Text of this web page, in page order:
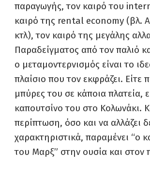
παραγωγής, τον καιρό του
καιρό της rental economy (βλ.
κτλ), τον καιρό της μεγάλης
Παραδείγματος από τον παλιό
ο μεταμοντερνισμός είναι το
πλαίσιο που τον εκφράζει. Είτε
μπύρες του σε κάποια πλατεία,
καπουτσίνο του στο Κολωνάκι.
περίπτωση, όσο και να αλλάζει
χαρακτηριστικά, παραμένει “ο
του Μαρξ” στην ουσία και στον